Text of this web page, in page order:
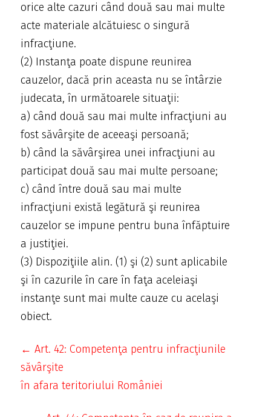
orice alte cazuri când două sau mai multe
acte materiale alcătuiesc o singură
infracţiune.
(2) Instanţa poate dispune reunirea
cauzelor, dacă prin aceasta nu se întârzie
judecata, în următoarele situaţii:
a) când două sau mai multe infracţiuni au
fost săvârşite de aceeaşi persoană;
b) când la săvârşirea unei infracţiuni au
participat două sau mai multe persoane;
c) când între două sau mai multe
infracţiuni există legătură şi reunirea
cauzelor se impune pentru buna înfăptuire
a justiţiei.
(3) Dispoziţiile alin. (1) şi (2) sunt aplicabile
şi în cazurile în care în faţa aceleiaşi
instanţe sunt mai multe cauze cu acelaşi
obiect.
← Art. 42: Competenţa pentru infracţiunile
săvârşite
în afara teritoriului României